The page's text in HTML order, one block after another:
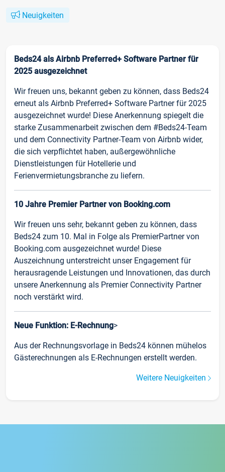
Neuigkeiten
Beds24 als Airbnb Preferred+ Software Partner für
2025 ausgezeichnet
Wir freuen uns, bekannt geben zu können, dass Beds24
erneut als Airbnb Preferred+ Software Partner für 2025
ausgezeichnet wurde! Diese Anerkennung spiegelt die
starke Zusammenarbeit zwischen dem #Beds24-Team
und dem Connectivity Partner-Team von Airbnb wider,
die sich verpflichtet haben, außergewöhnliche
Dienstleistungen für Hotellerie und
Ferienvermietungsbranche zu liefern.
10 Jahre Premier Partner von Booking.com
Wir freuen uns sehr, bekannt geben zu können, dass
Beds24 zum 10. Mal in Folge als PremierPartner von
Booking.com ausgezeichnet wurde! Diese
Auszeichnung unterstreicht unser Engagement für
herausragende Leistungen und Innovationen, das durch
unsere Anerkennung als Premier Connectivity Partner
noch verstärkt wird.
Neue Funktion: E-Rechnung>
Aus der Rechnungsvorlage in Beds24 können mühelos
Gästerechnungen als E-Rechnungen erstellt werden.
Weitere Neuigkeiten